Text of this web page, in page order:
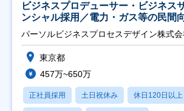
ビジネスプロデューサー・ビジネス
ンシャル採用／電力・ガス等の民間
ト推進】
パーソルビジネスプロセスデザイン株式会
東京都
457万~650万
正社員採用 土日祝休み 休日120日以上